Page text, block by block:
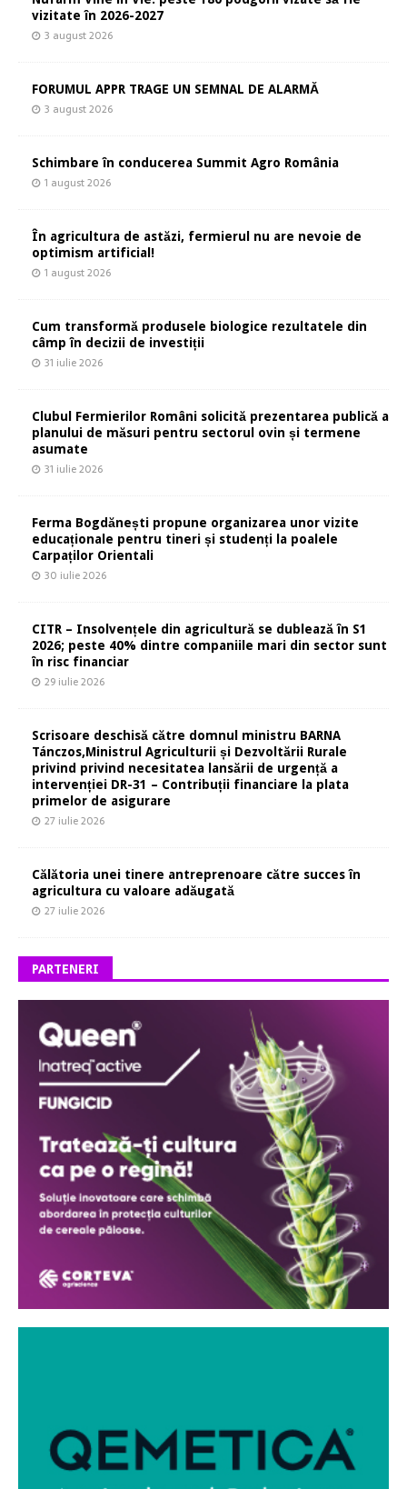
vizitate în 2026-2027
3 august 2026
FORUMUL APPR TRAGE UN SEMNAL DE ALARMĂ
3 august 2026
Schimbare în conducerea Summit Agro România
1 august 2026
În agricultura de astăzi, fermierul nu are nevoie de
optimism artificial!
1 august 2026
Cum transformă produsele biologice rezultatele din
câmp în decizii de investiții
31 iulie 2026
Clubul Fermierilor Români solicită prezentarea publică a
planului de măsuri pentru sectorul ovin și termene
asumate
31 iulie 2026
Ferma Bogdănești propune organizarea unor vizite
educaționale pentru tineri și studenți la poalele
Carpaților Orientali
30 iulie 2026
CITR – Insolvențele din agricultură se dublează în S1
2026; peste 40% dintre companiile mari din sector sunt
în risc financiar
29 iulie 2026
Scrisoare deschisă către domnul ministru BARNA
Tánczos,Ministrul Agriculturii și Dezvoltării Rurale
privind privind necesitatea lansării de urgență a
intervenției DR-31 – Contribuții financiare la plata
primelor de asigurare
27 iulie 2026
Călătoria unei tinere antreprenoare către succes în
agricultura cu valoare adăugată
27 iulie 2026
PARTENERI